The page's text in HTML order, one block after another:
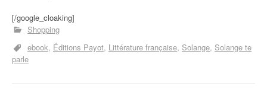
[/google_cloaking]
Shopping
ebook Éditions Payot Littérature française Solange Solange te
parle